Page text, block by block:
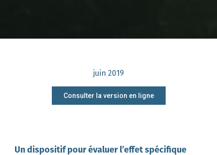
juin 2019
Consulter la version en ligne
Un dispositif pour évaluer l’effet spécifique